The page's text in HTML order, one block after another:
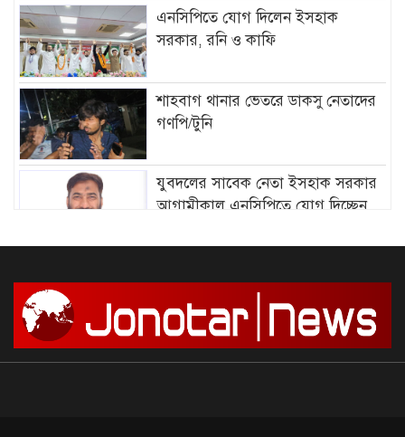
এনসিপিতে যোগ দিলেন ইসহাক
সরকার, রনি ও কাফি
শাহবাগ থানার ভেতরে ডাকসু নেতাদের
গণপি/টুনি
যুবদলের সাবেক নেতা ইসহাক সরকার
আগামীকাল এনসিপিতে যোগ দিচ্ছেন
পরোয়ানা
সাগরে আজ থেকে ৫৮ দিনের জন্য মাছ